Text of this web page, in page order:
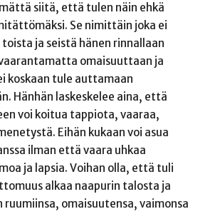
siitä, että tulen näin ehkä
Se nimittäin joka ei
ja seistä hänen rinnallaan
omaisuuttaan ja
koskaan tule auttamaan
Hänhän laskeskelee aina, että
voi koitua tappiota, vaaraa,
Eihän kukaan voi asua
ilman että vaara uhkaa
ja lapsia. Voihan olla, että tuli
alkaa naapurin talosta ja
ruumiinsa, omaisuutensa, vaimonsa